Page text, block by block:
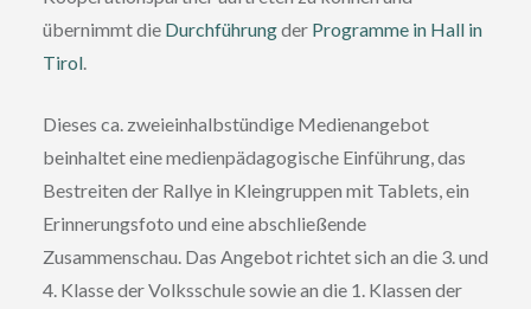
übernimmt die Durchführungder Programme in Hall in
Tirol.
Dieses ca. zweieinhalbstündige Medienangebot
beinhaltet eine medienpädagogische Einführung, das
Bestreiten der Rallye in Kleingruppen mit Tablets, ein
Erinnerungsfoto und eine abschließende
Zusammenschau. Das Angebot richtet sich an die 3. und
4. Klasse der Volksschule sowie an die 1. Klassen der